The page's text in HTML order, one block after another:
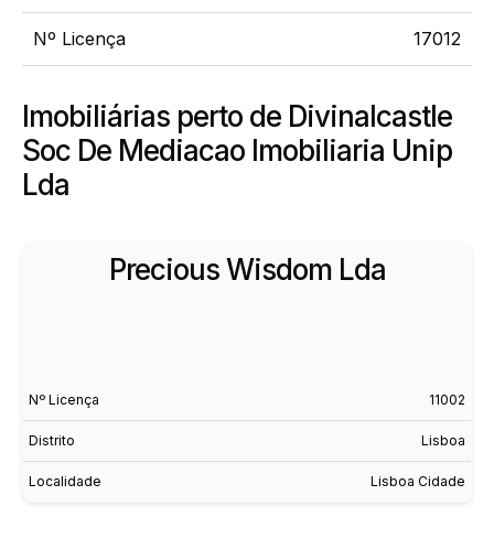
Nº Licença 17012
Imobiliárias perto de Divinalcastle
Soc De Mediacao Imobiliaria Unip
Lda
Precious Wisdom Lda
Nº Licença 11002
Distrito Lisboa
Localidade Lisboa Cidade